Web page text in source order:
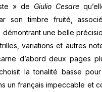
» de Giulio Cesare
son timbre fruité,
démontrant une belle
variations et autres
d’abord deux pages
la tonalité basse pour
un français impeccable et